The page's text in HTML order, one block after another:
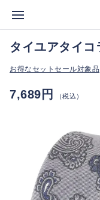
タイユアタイ
お得なセットセール対象品
7,689円 （税込）